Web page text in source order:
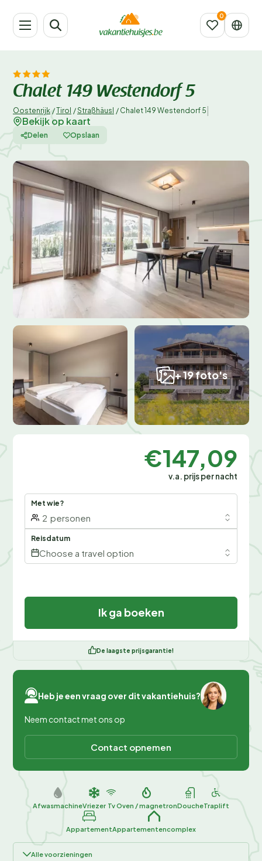
Chalet 149 Westendorf 5
Oostenrijk /Tirol /Straßhäusl / Chalet 149 Westendorf 5
Bekijk op kaart
Delen Opslaan
+ 19 foto's
€147,09
v.a. prijs per nacht
Met wie?
2 personen
Reisdatum
Choose a travel option
Ik ga boeken
De laagste prijsgarantie!
Heb je een vraag over dit vakantiehuis?
Neem contact met ons op
Contact opnemen
AfwasmachineVriezer TvOven / magnetronDoucheTraplift
AppartementAppartementencomplex
Alle voorzieningen